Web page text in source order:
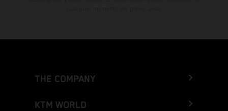
THE COMPANY
KTM WORLD